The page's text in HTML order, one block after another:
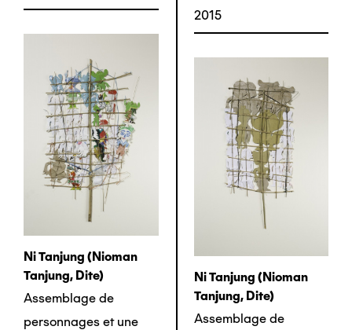
2015
Ni Tanjung (nioman
Tanjung, Dite)
Assemblage de
personnages et une
Ni Tanjung (nioman
Tanjung, Dite)
Assemblage de